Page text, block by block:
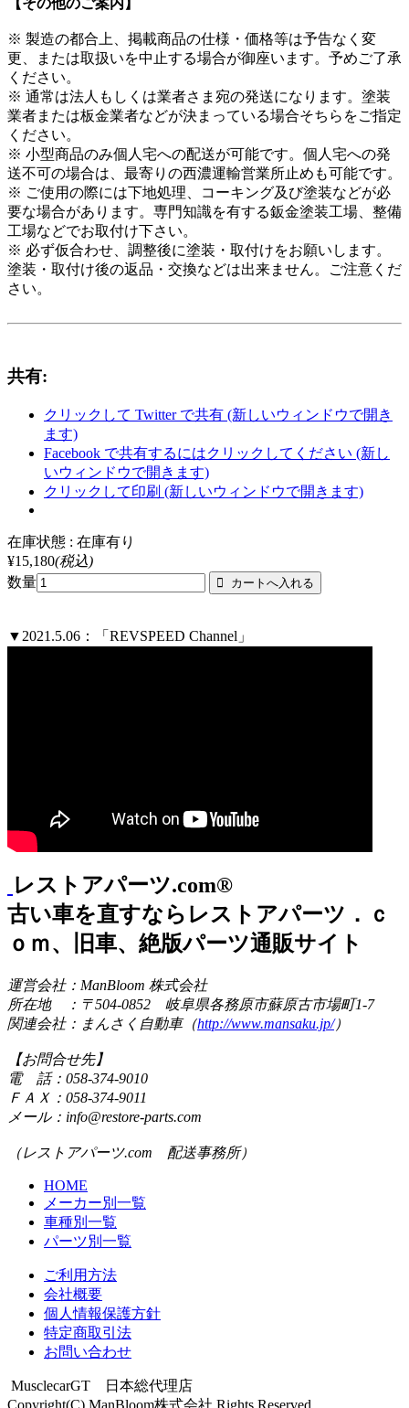
※ 製造の都合上、掲載商品の仕様・価格等は予告なく変
更、または取扱いを中止する場合が御座います。予めご了承
ください。
※ 通常は法人もしくは業者さま宛の発送になります。塗装
業者または板金業者などが決まっている場合そちらをご指定
ください。
※ 小型商品のみ個人宅への配送が可能です。個人宅への発
送不可の場合は、最寄りの西濃運輸営業所止めも可能です。
※ ご使用の際には下地処理、コーキング及び塗装などが必
要な場合があります。専門知識を有する鈑金塗装工場、整備
工場などでお取付け下さい。
※ 必ず仮合わせ、調整後に塗装・取付けをお願いします。
塗装・取付け後の返品・交換などは出来ません。ご注意くだ
さい。
共有:
クリックして Twitter で共有 (新しいウィンドウで開き
ます)
Facebook で共有するにはクリックしてください (新し
いウィンドウで開きます)
クリックして印刷 (新しいウィンドウで開きます)
在庫状態 : 在庫有り
¥15,180(税込)
数量
▼2021.5.06：「REVSPEED Channel」
レストアパーツ.com®
古い車を直すならレストアパーツ．ｃ
ｏｍ、旧車、絶版パーツ通販サイト
運営会社：ManBloom 株式会社
所在地 ：〒504-0852 岐阜県各務原市蘇原古市場町1-7
関連会社：まんさく自動車（http://www.mansaku.jp/）
【お問合せ先】
電 話：058-374-9010
ＦＡＸ：058-374-9011
メール：info@restore-parts.com
（レストアパーツ.com 配送事務所）
HOME
メーカー別一覧
車種別一覧
パーツ別一覧
ご利用方法
会社概要
個人情報保護方針
特定商取引法
お問い合わせ
MusclecarGT 日本総代理店
Copyright(C) ManBloom株式会社 Rights Reserved.